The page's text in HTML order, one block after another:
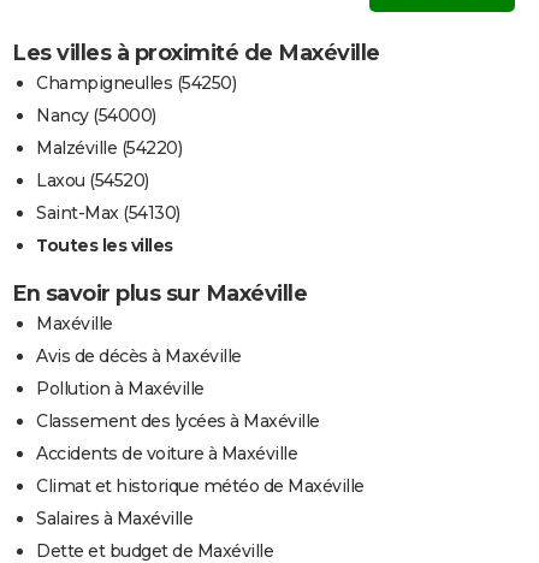
Les villes à proximité de Maxéville
Champigneulles (54250)
Nancy (54000)
Malzéville (54220)
Laxou (54520)
Saint-Max (54130)
Toutes les villes
En savoir plus sur Maxéville
Maxéville
Avis de décès à Maxéville
Pollution à Maxéville
Classement des lycées à Maxéville
Accidents de voiture à Maxéville
Climat et historique météo de Maxéville
Salaires à Maxéville
Dette et budget de Maxéville